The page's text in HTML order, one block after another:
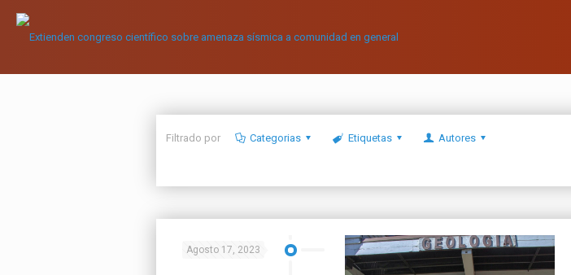
Filtrado por Categorias Etiquetas Autores
Agosto 17, 2023